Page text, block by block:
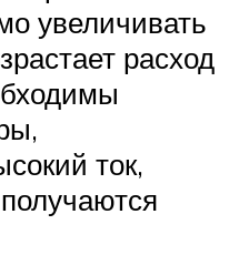
увеличивать
расход
ток,